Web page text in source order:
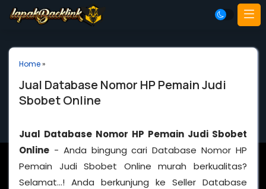
Home»
Jual Database Nomor HP Pemain Judi
Sbobet Online
Jual Database Nomor HP Pemain Judi Sbobet
Online - Anda bingung cari Database Nomor HP
Pemain Judi Sbobet Online murah berkualitas?
Selamat…! Anda berkunjung ke Seller Database